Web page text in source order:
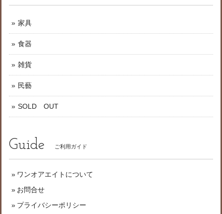
家具
食器
雑貨
民藝
SOLD OUT
Guide ご利用ガイド
ワンオアエイトについて
お問合せ
プライバシーポリシー